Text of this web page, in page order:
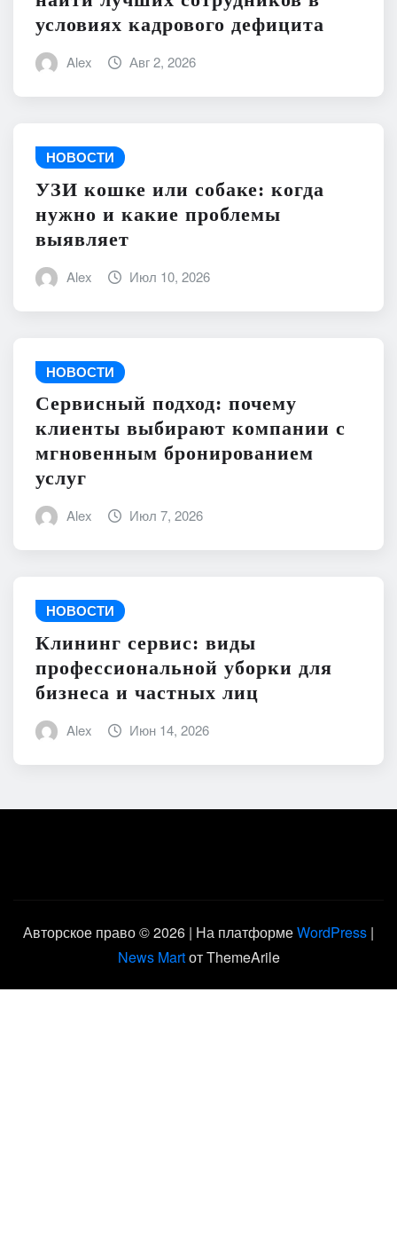
условиях кадрового дефицита
Alex Авг 2, 2026
НОВОСТИ
УЗИ кошке или собаке: когда
нужно и какие проблемы
выявляет
Alex Июл 10, 2026
НОВОСТИ
Сервисный подход: почему
клиенты выбирают компании с
мгновенным бронированием
услуг
Alex Июл 7, 2026
НОВОСТИ
Клининг сервис: виды
профессиональной уборки для
бизнеса и частных лиц
Alex Июн 14, 2026
Авторское право © 2026 | На платформеWordPress |
News Martот ThemeArile